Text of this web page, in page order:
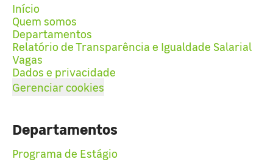
Início
Quem somos
Departamentos
Relatório de Transparência e Igualdade Salarial
Vagas
Dados e privacidade
Gerenciar cookies
Departamentos
Programa de Estágio